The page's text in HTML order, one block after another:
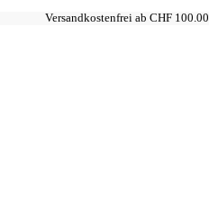
Versandkostenfrei ab CHF 100.00